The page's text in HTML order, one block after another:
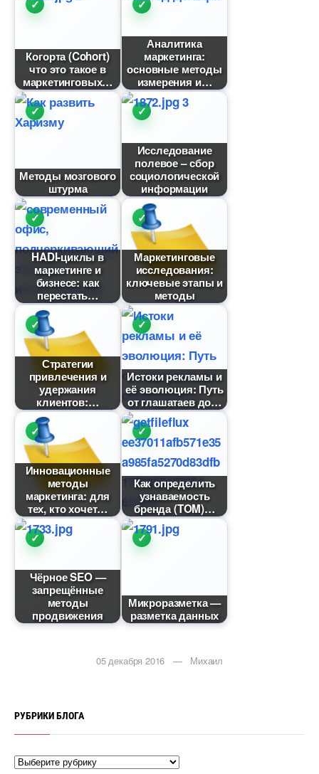
Когорта (Cohort)
что это такое
маркетинговых
Аналитика
маркетинга:
основные методы
измерения и
Методы мозгового
штурма
Исследование
полевое – сбор
социологической
информации
HADI-циклы
маркетинге и
изнесе: как
перестать
Маркетинговые
исследования:
ключевые этапы и
методы
Стратегии
привлечения и
удержания
клиентов:
Истоки рекламы и
её эволюция: Путь
от глашатаев до
Инновационные
методы
маркетинга: для
тех, кто хочет
Как определить
узнаваемость
ренда (TOM)
Чёрное SEO —
запрещённые
методы
продвижения
Микроразметка —
разметка данных
05 декабря 2016 — Михаил
РУБРИКИ БЛОГА